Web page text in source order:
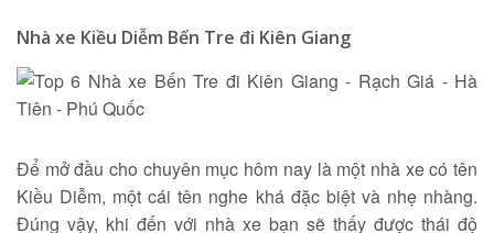
Nhà xe Kiều Diễm Bến Tre đi Kiên Giang
Để mở đầu cho chuyên mục hôm nay là một nhà xe có tên
Kiều Diễm, một cái tên nghe khá đặc biệt và nhẹ nhàng.
Đúng vậy, khi đến với nhà xe bạn sẽ thấy được thái độ